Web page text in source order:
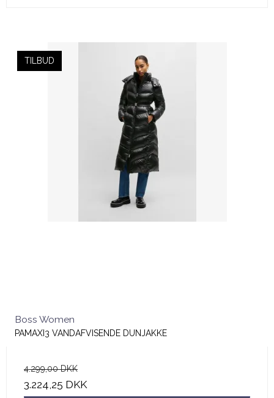
TILBUD
Boss Women
PAMAXI3 VANDAFVISENDE DUNJAKKE
4.299,00 DKK
3.224,25 DKK